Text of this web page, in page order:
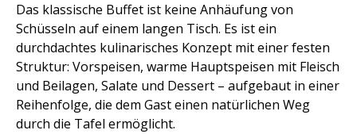
Das klassische Buffet ist keine Anhäufung von
Schüsseln auf einem langen Tisch. Es ist ein
durchdachtes kulinarisches Konzept mit einer festen
Struktur: Vorspeisen, warme Hauptspeisen mit Fleisch
und Beilagen, Salate und Dessert – aufgebaut in einer
Reihenfolge, die dem Gast einen natürlichen Weg
durch die Tafel ermöglicht.